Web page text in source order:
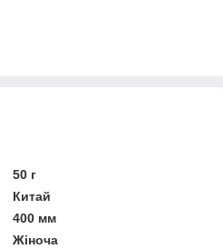
50 г
Китай
400 мм
Жіноча